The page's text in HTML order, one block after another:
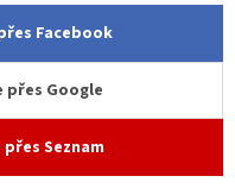
Facebook
přes Google
Seznam